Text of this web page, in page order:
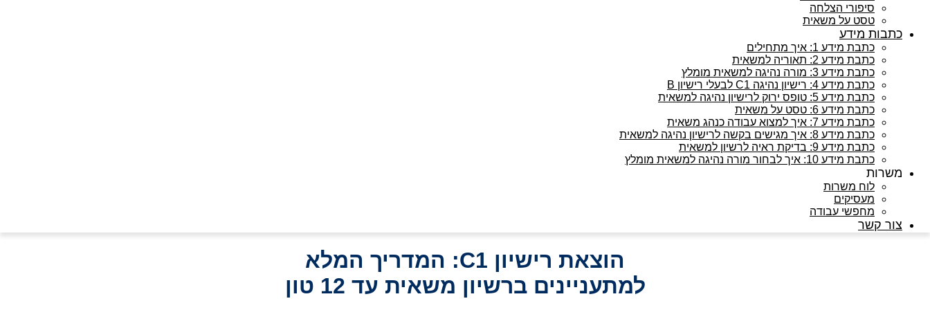
סיפורי הצלחה
טסט על משאית
כתבות מידע
כתבת מידע 1: איך מתחילים
כתבת מידע 2: תאוריה למשאית
כתבת מידע 3: מורה נהיגה למשאית מומלץ
כתבת מידע 4: רישיון נהיגה C1 לבעלי רישיון B
כתבת מידע 5: טופס ירוק לרישיון נהיגה למשאית
כתבת מידע 6: טסט על משאית
כתבת מידע 7: איך למצוא עבודה כנהג משאית
כתבת מידע 8: איך מגישים בקשה לרישיון נהיגה למשאית
כתבת מידע 9: בדיקת ראיה לרשיון למשאית
כתבת מידע 10: איך לבחור מורה נהיגה למשאית מומלץ
משרות
לוח משרות
מעסיקים
מחפשי עבודה
צור קשר
הוצאת רישיון C1: המדריך המלא
למתעניינים ברשיון משאית עד 12 טון